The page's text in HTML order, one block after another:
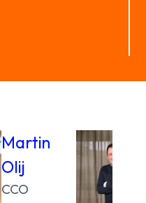
Martin
Olij
CCO